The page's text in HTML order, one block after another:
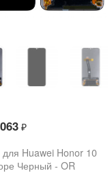
₽
Huawei Honor 10
Черный - OR